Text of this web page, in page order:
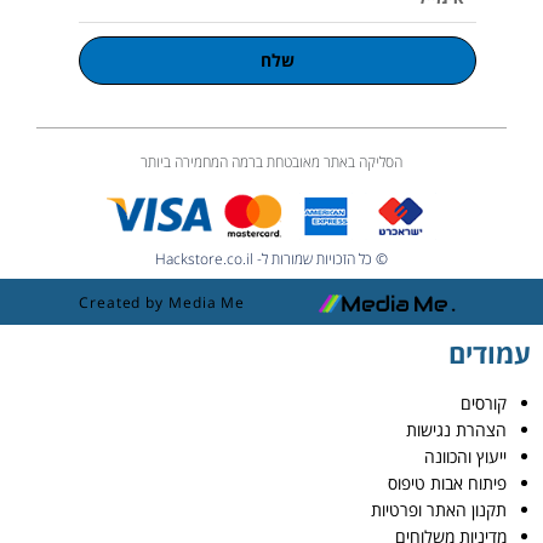
שלח
הסליקה באתר מאובטחת ברמה המחמירה ביותר
© כל הזכויות שמורות ל- Hackstore.co.il
Created by Media Me
עמודים
קורסים
הצהרת נגישות
ייעוץ והכוונה
פיתוח אבות טיפוס
תקנון האתר ופרטיות
מדיניות משלוחים